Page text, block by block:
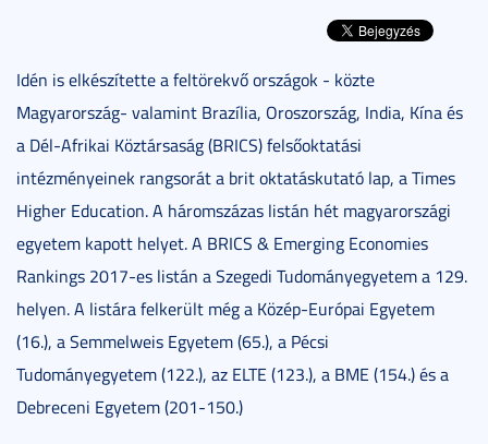
Idén is elkészítette a feltörekvő országok - közte
Magyarország- valamint Brazília, Oroszország, India, Kína és
a Dél-Afrikai Köztársaság (BRICS) felsőoktatási
intézményeinek rangsorát a brit oktatáskutató lap, a Times
Higher Education. A háromszázas listán hét magyarországi
egyetem kapott helyet. A BRICS & Emerging Economies
Rankings 2017-es listán a Szegedi Tudományegyetem a 129.
helyen. A listára felkerült még a Közép-Európai Egyetem
(16.), a Semmelweis Egyetem (65.), a Pécsi
Tudományegyetem (122.), az ELTE (123.), a BME (154.) és a
Debreceni Egyetem (201-150.)